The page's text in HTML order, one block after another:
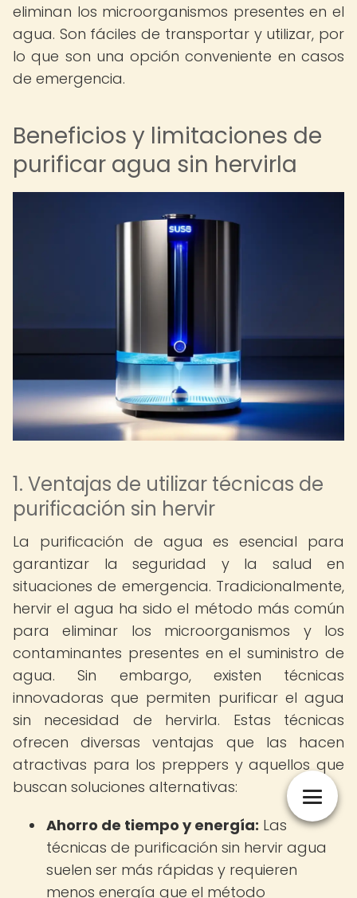
eliminan los microorganismos presentes en el
agua. Son fáciles de transportar y utilizar, por
lo que son una opción conveniente en casos
de emergencia.
Beneficios y limitaciones de
purificar agua sin hervirla
1. Ventajas de utilizar técnicas de
purificación sin hervir
La purificación de agua es esencial para
garantizar la seguridad y la salud en
situaciones de emergencia. Tradicionalmente,
hervir el agua ha sido el método más común
para eliminar los microorganismos y los
contaminantes presentes en el suministro de
agua. Sin embargo, existen técnicas
innovadoras que permiten purificar el agua
sin necesidad de hervirla. Estas técnicas
ofrecen diversas ventajas que las hacen
atractivas para los preppers y aquellos que
buscan soluciones alternativas:
Ahorro de tiempo y energía: Las
técnicas de purificación sin hervir agua
suelen ser más rápidas y requieren
menos energía que el método